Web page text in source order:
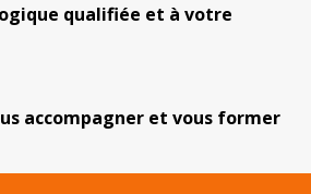
qualifiée et à votre
accompagner et vous former